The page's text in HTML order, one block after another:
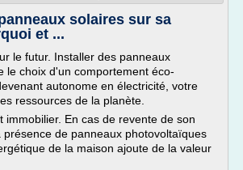
solaires sur sa
et ...
le futur. Installer des panneaux
le choix d'un comportement éco-
autonome en électricité, votre
ressources de la planète.
immobilier. En cas de revente de son
présence de panneaux photovoltaïques
de la maison ajoute de la valeur